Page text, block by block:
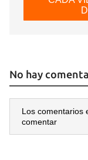
No hay
Los comentarios
comentar